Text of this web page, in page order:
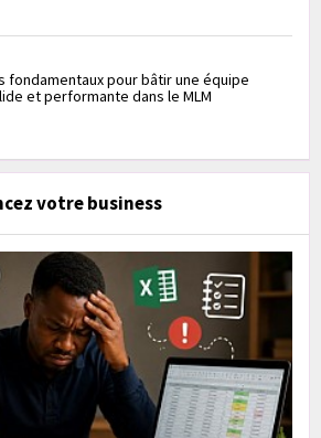
fondamentaux pour bâtir une équipe
et performante dans le MLM
votre business